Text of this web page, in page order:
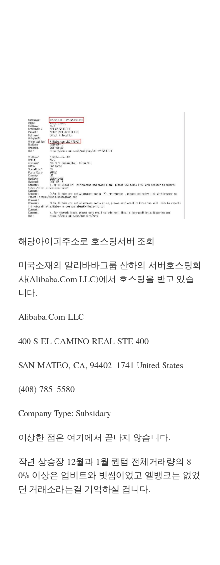
해당아이피주소로 호스팅서버 조회
미국소재의 알리바바그룹 산하의 서버호스팅회
사(Alibaba.Com LLC)에서 호스팅을 받고 있습
니다.
Alibaba.Com LLC
400 S EL CAMINO REAL STE 400
SAN MATEO, CA, 94402–1741 United States
(408) 785–5580
Company Type: Subsidary
이상한 점은 여기에서 끝나지 않습니다.
작년 상승장 12월과 1월 퀀텀 전체거래량의 8
0% 이상은 업비트와 빗썸이었고 엘뱅크는 없었
던 거래소라는걸 기억하실 겁니다.